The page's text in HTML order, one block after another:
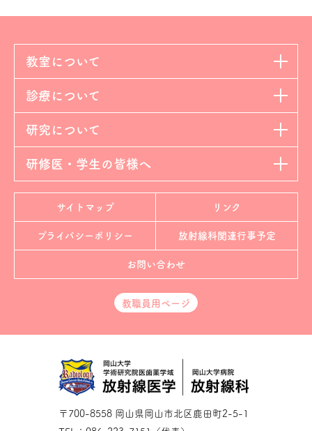
教室について
診療について
研究について
研修医・学生の皆様へ
〒700-8558 岡山県岡山市北区鹿田町2-5-1
サイトマップ リンク
プライバシーポリシー 放射線科関連行事予定
お問い合わせ
教職員用ページ